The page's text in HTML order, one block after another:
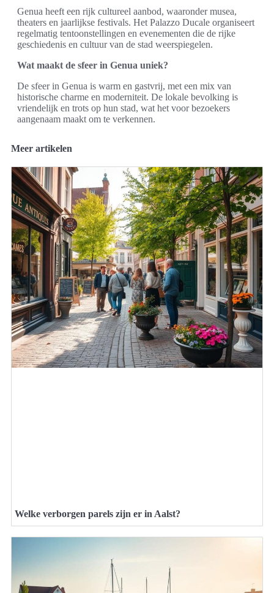
Genua heeft een rijk cultureel aanbod, waaronder musea,
theaters en jaarlijkse festivals. Het Palazzo Ducale organiseert
regelmatig tentoonstellingen en evenementen die de rijke
geschiedenis en cultuur van de stad weerspiegelen.
Wat maakt de sfeer in Genua uniek?
De sfeer in Genua is warm en gastvrij, met een mix van
historische charme en moderniteit. De lokale bevolking is
vriendelijk en trots op hun stad, wat het voor bezoekers
aangenaam maakt om te verkennen.
Meer artikelen
Welke verborgen parels zijn er in Aalst?